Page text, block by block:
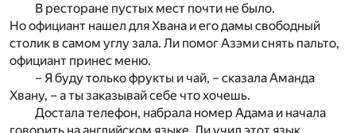
В ресторане пустых мест почти не было.
Но официант нашел для Хвана и его дамы свободный
столик в самом углу зала. Ли помог Азэми снять пальто,
официант принес меню.
– Я буду только фрукты и чай, – сказала Аманда
Хвану, – а ты заказывай себе что хочешь.
Достала телефон, набрала номер Адама и начала